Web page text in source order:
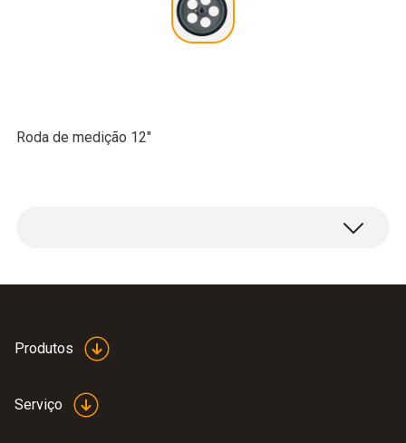
Roda de medição 12"
Produtos
Serviço